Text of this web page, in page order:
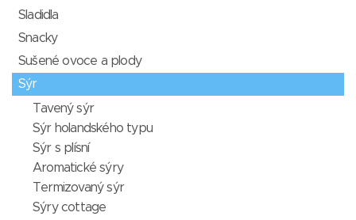
Sladidla
Snacky
Sušené ovoce a plody
Sýr
Tavený sýr
Sýr holandského typu
Sýr s plísní
Aromatické sýry
Termizovaný sýr
Sýry cottage